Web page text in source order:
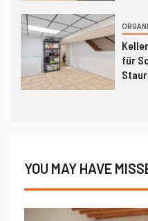
für
YOU MAY HAVE